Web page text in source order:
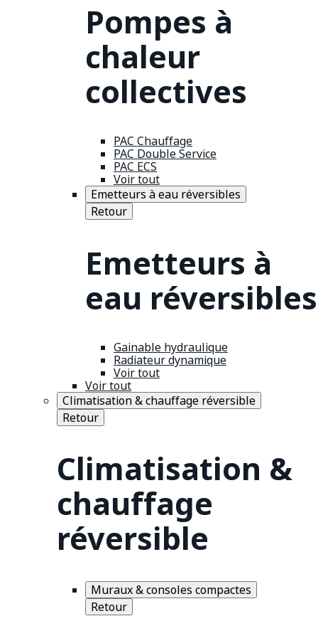
Pompes à
chaleur
collectives
PAC Chauffage
PAC Double Service
PAC ECS
Voir tout
Emetteurs à eau réversibles
Retour
Emetteurs à
eau réversibles
Gainable hydraulique
Radiateur dynamique
Voir tout
Voir tout
Climatisation & chauffage réversible
Retour
Climatisation &
chauffage
réversible
Muraux & consoles compactes
Retour